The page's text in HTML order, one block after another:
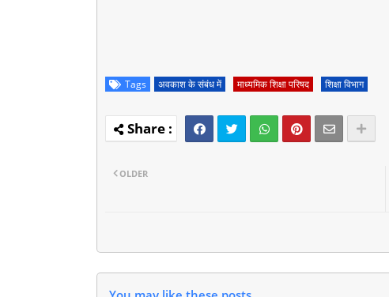
Tags अवकाश के संबंध में माध्यमिक शिक्षा परिषद शिक्षा विभाग
OLDER